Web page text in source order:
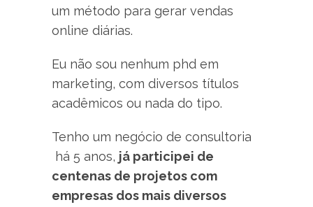
um método para gerar vendas
online diárias.
Eu não sou nenhum phd em
marketing, com diversos títulos
acadêmicos ou nada do tipo.
Tenho um negócio de consultoria
há 5 anos, já participei de
centenas de projetos com
empresas dos mais diversos